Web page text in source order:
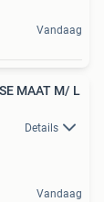
Vandaag
MAAT M/ L
Details
Vandaag